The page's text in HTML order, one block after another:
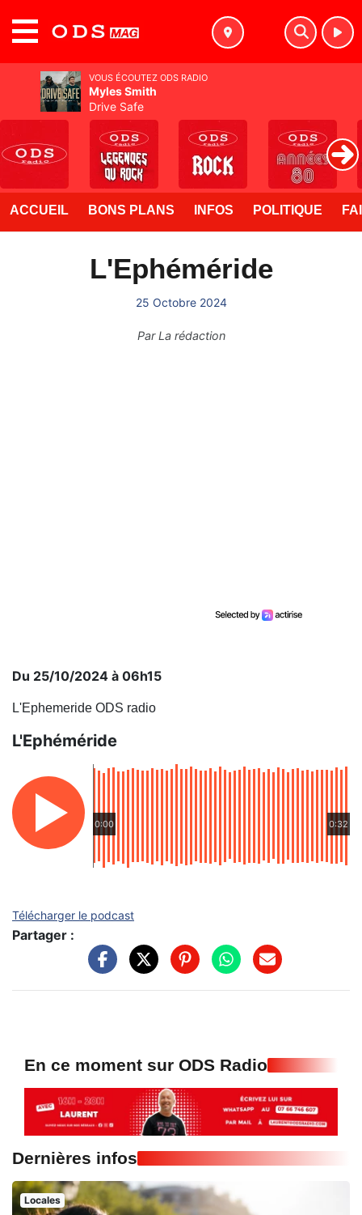
ACCUEIL BONS PLANS INFOS POLITIQUE
L'Ephéméride
25 Octobre 2024
ParLa rédaction
Du 25/10/2024 à 06h15
L'Ephemeride ODS radio
L'Ephéméride
0:00 0:32
Télécharger le podcast
Partager :
En ce moment sur ODS Radio
Dernières infos
Locales
VOUS ÉCOUTEZ ODS RADIO
Myles Smith
Drive Safe